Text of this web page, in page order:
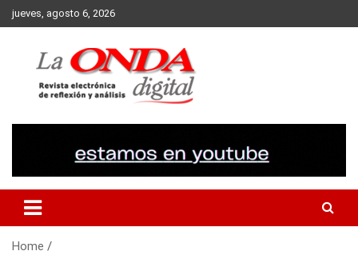
Skip
to
jueves, agosto 6, 2026
Home